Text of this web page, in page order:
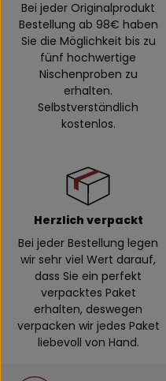
Bei jeder Originalprodukt
Bestellung ab 98€ haben
Sie die Möglichkeit bis zu
fünf hochwertige
Nischenproben zu
erhalten.
Selbstverständlich
kostenlos.
Herzlich verpackt
Bei jeder Bestellung legen
wir sehr viel Wert darauf,
dass Sie ein perfekt
verpacktes Paket
erhalten, deswegen
verpacken wir jedes Paket
liebevoll von Hand.